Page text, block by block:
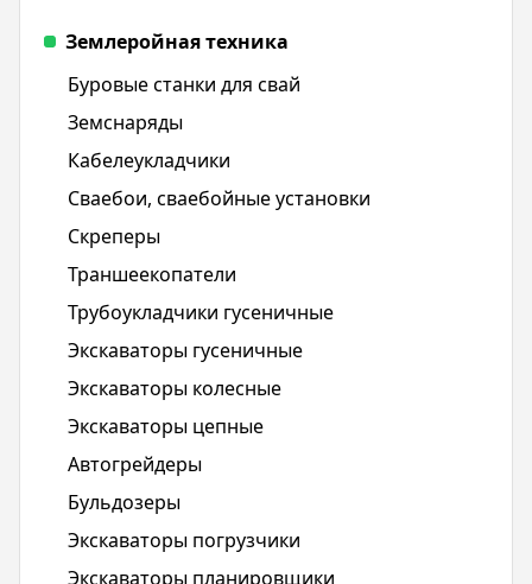
Землеройная техника
Буровые станки для свай
Земснаряды
Кабелеукладчики
Сваебои, сваебойные установки
Скреперы
Траншеекопатели
Трубоукладчики гусеничные
Экскаваторы гусеничные
Экскаваторы колесные
Экскаваторы цепные
Автогрейдеры
Бульдозеры
Экскаваторы погрузчики
Экскаваторы планировщики